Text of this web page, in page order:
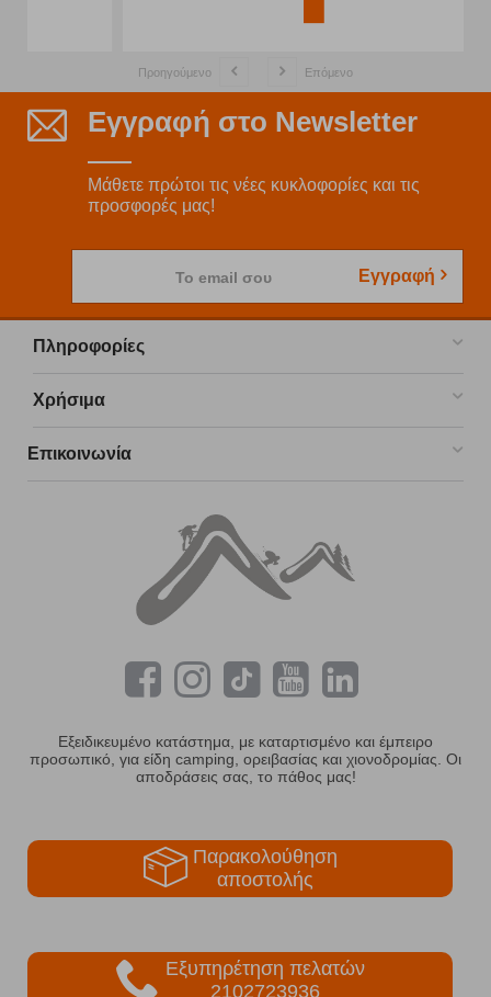
Προηγούμενο Επόμενο
Εγγραφή στο Newsletter
Μάθετε πρώτοι τις νέες κυκλοφορίες και τις
προσφορές μας!
Το email σου Εγγραφή
Πληροφορίες
Χρήσιμα
Επικοινωνία
Εξειδικευμένο κατάστημα, με καταρτισμένο και έμπειρο
προσωπικό, για είδη camping, ορειβασίας και χιονοδρομίας. Οι
αποδράσεις σας, το πάθος μας!
Παρακολούθηση
αποστολής
Εξυπηρέτηση πελατών
2102723936